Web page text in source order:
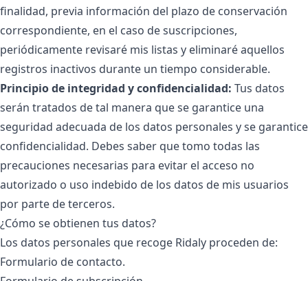
finalidad, previa información del plazo de conservación
correspondiente, en el caso de suscripciones,
periódicamente revisaré mis listas y eliminaré aquellos
registros inactivos durante un tiempo considerable.
Principio de integridad y confidencialidad: Tus datos
serán tratados de tal manera que se garantice una
seguridad adecuada de los datos personales y se garantice
confidencialidad. Debes saber que tomo todas las
precauciones necesarias para evitar el acceso no
autorizado o uso indebido de los datos de mis usuarios
por parte de terceros.
¿Cómo se obtienen tus datos?
Los datos personales que recoge Ridaly proceden de:
Formulario de contacto.